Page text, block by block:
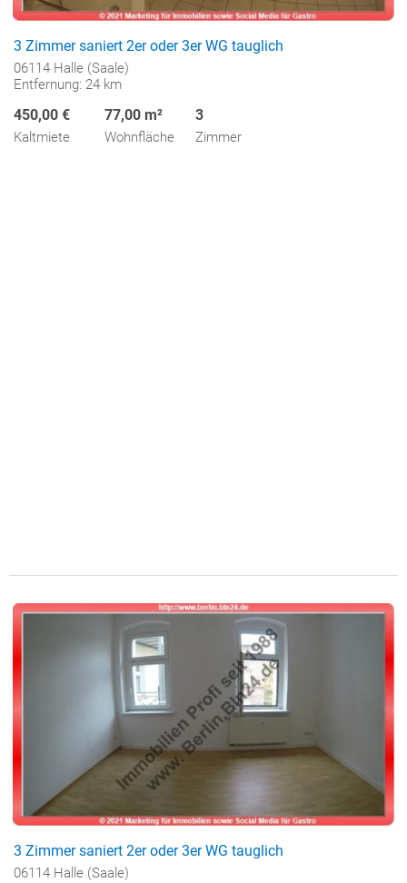
3 Zimmer saniert 2er oder 3er WG tauglich
06114 Halle (Saale)
Entfernung: 24 km
450,00 €
Kaltmiete
77,00 m²
Wohnfläche
3
Zimmer
3 Zimmer saniert 2er oder 3er WG tauglich
06114 Halle (Saale)